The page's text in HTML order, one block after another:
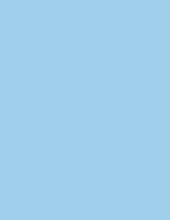
nach VOB/C
wertvoll mit
schimmelwidrig
kapillaraktiven
Lithiumwasserglas